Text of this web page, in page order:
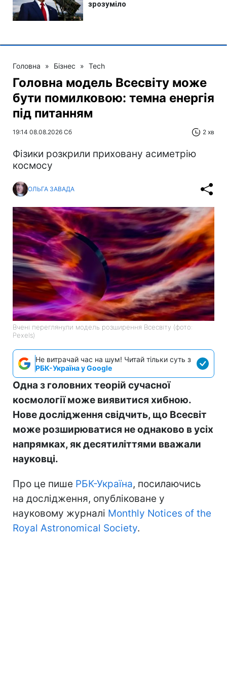
Головна » Бізнес » Tech
Головна модель Всесвіту може
бути помилковою: темна енергія
під питанням
19:14 08.08.2026 Сб 2 хв
Фізики розкрили приховану асиметрію
космосу
ОЛЬГА ЗАВАДА
Вчені переглянули модель розширення Всесвіту (фото:
Pexels)
Не витрачай час на шум! Читай тільки суть з
РБК-Україна у Google
Одна з головних теорій сучасної
космології може виявитися хибною.
Нове дослідження свідчить, що Всесвіт
може розширюватися не однаково в усіх
напрямках, як десятиліттями вважали
науковці.
Про це пише РБК-Україна, посилаючись
на дослідження, опубліковане у
науковому журналі Monthly Notices of the
Royal Astronomical Society.